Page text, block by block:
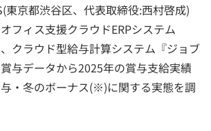
東京都渋谷区、代表取締役:西村啓成)
フィス支援クラウドERPシステム
、クラウド型給与計算システム『ジョブ
与データから2025年の賞与支給実績
・冬のボーナス(※)に関する実態を調